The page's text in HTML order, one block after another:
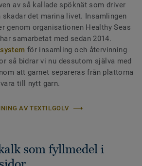
av så kallade spöknät som driver
det marina livet. Insamlingen
genom organisationen Healthy Seas
samarbetat med sedan 2014.
för insamling och återvinning
så bidrar vi nu dessutom själva med
att garnet separeras från plattorna
till nytt garn.
AV TEXTILGOLV
som fyllmedel i